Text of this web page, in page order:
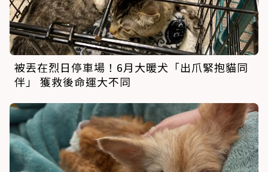
被丟在烈日停車場！6月大暖犬「出爪緊抱貓同
伴」 獲救後命運大不同